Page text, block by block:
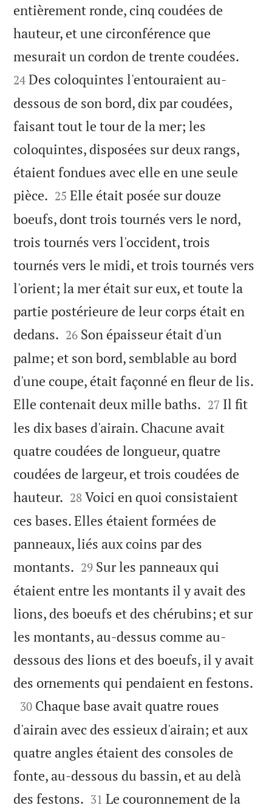
entièrement ronde, cinq coudées de
hauteur, et une circonférence que
mesurait un cordon de trente coudées.
24 Des coloquintes l'entouraient au-
dessous de son bord, dix par coudées,
faisant tout le tour de la mer; les
coloquintes, disposées sur deux rangs,
étaient fondues avec elle en une seule
pièce. 

25 Elle était posée sur douze
boeufs, dont trois tournés vers le nord,
trois tournés vers l'occident, trois
tournés vers le midi, et trois tournés vers
l'orient; la mer était sur eux, et toute la
partie postérieure de leur corps était en
dedans. 

26 Son épaisseur était d'un
palme; et son bord, semblable au bord
d'une coupe, était façonné en fleur de lis.
Elle contenait deux mille baths. 

27 Il fit
les dix bases d'airain. Chacune avait
quatre coudées de longueur, quatre
coudées de largeur, et trois coudées de
hauteur. 

28 Voici en quoi consistaient
ces bases. Elles étaient formées de
panneaux, liés aux coins par des
montants. 

29 Sur les panneaux qui
étaient entre les montants il y avait des
lions, des boeufs et des chérubins; et sur
les montants, au-dessus comme au-
dessous des lions et des boeufs, il y avait
des ornements qui pendaient en festons.

30 Chaque base avait quatre roues
d'airain avec des essieux d'airain; et aux
quatre angles étaient des consoles de
fonte, au-dessous du bassin, et au delà
des festons. 

31 Le couronnement de la